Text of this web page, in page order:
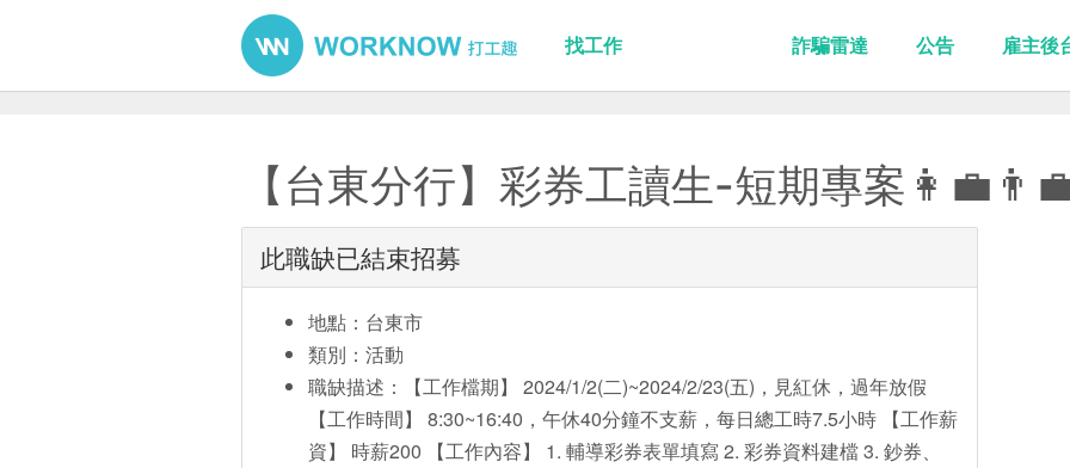
找工作 詐騙雷達 公告 雇主後
【台東分行】彩券工讀生-短期專案
此職缺已結束招募
地點：台東市
類別：活動
職缺描述：【工作檔期】 2024/1/2(二)~2024/2/23(五)，見紅休，過年放假
【工作時間】 8:30~16:40，午休40分鐘不支薪，每日總工時7.5小時 【工作薪
資】 時薪200 【工作內容】 1. 輔導彩券表單填寫 2. 彩券資料建檔 3. 鈔券、